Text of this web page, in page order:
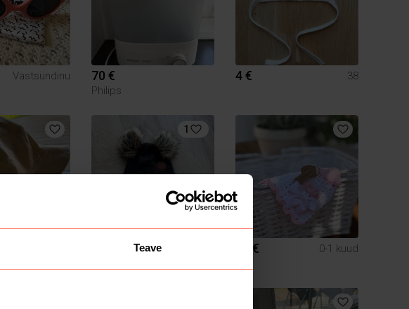
Teave
Vastsündinu 70 €
Philips
4 € 38
1
14 € 0-1 kuud